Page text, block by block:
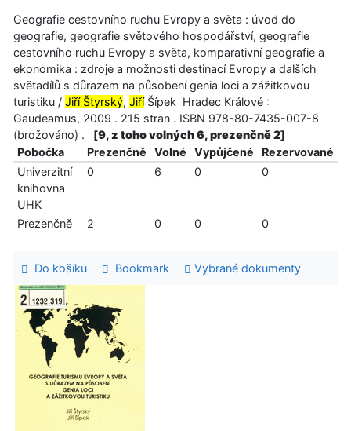
Geografie cestovního ruchu Evropy a světa : úvod do
geografie, geografie světového hospodářství, geografie
cestovního ruchu Evropy a světa, komparativní geografie a
ekonomika : zdroje a možnosti destinací Evropy a dalších
světadílů s důrazem na působení genia loci a zážitkovou
turistiku / Jiří Štyrský, JiříŠípek Hradec Králové :
Gaudeamus, 2009 . 215 stran . ISBN 978-80-7435-007-8
(brožováno) .
[9, z toho volných 6, prezenčně 2]
Pobočka
Prezenčně Volné Vypůjčené
Rezervované
Univerzitní
knihovna
UHK
0 6 0 0
Prezenčně 2 0 0 0
Do košíku Bookmark Vybrané dokumenty